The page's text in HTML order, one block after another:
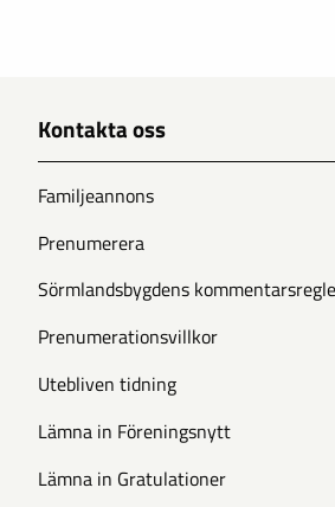
Kontakta oss
Familjeannons
Prenumerera
Sörmlandsbygdens
Prenumerationsvillkor
Utebliven tidning
Lämna in Föreningsnytt
Lämna in Gratulationer